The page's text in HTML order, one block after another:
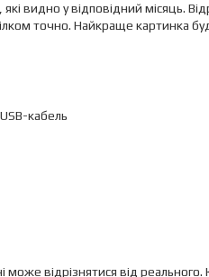
які видно у відповідний місяць.
точно. Найкраще картинка
кабель
може відрізнятися від